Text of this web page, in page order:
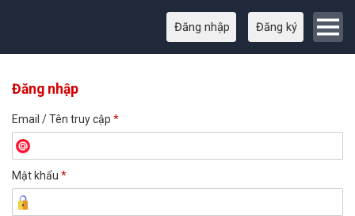
Đăng nhập Đăng ký
Đăng nhập
Email / Tên truy cập *
Mật khẩu *